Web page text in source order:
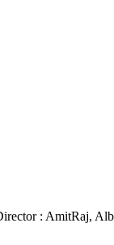
: AmitRaj,